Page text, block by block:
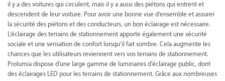
il y a des voitures qui circulent, mais il y a aussi des piétons qui entrent et
descendent de leur voiture. Pour avoir une bonne vue d’ensemble et assurer
la sécurité des piétons et des conducteurs, un bon éclairage est nécessaire.
L’éclairage des terrains de stationnement apporte également une sécurité
sociale et une sensation de confort lorsqu’il fait sombre. Cela augmente les
chances que les utilisateurs reviennent vers vos terrains de stationnement.
Prolumia dispose d'une large gamme de luminaires d'éclairage public, dont
des éclairages LED pour les terrains de stationnement. Grâce aux nombreuses